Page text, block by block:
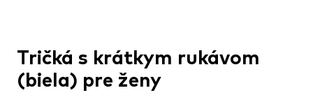
Tričká s krátkym rukávom
(biela) pre ženy